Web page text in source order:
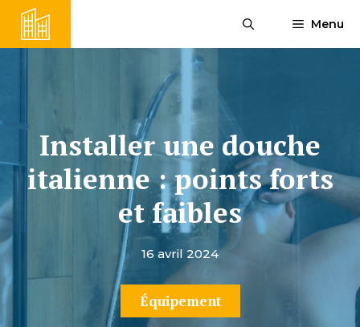
Aller
contenu
Menu
Installer une douche
italienne : points forts
et faibles
16 avril 2024
Équipement